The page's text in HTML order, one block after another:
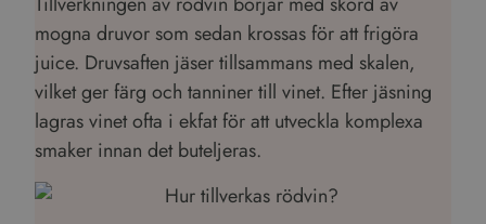
mogna druvor som sedan krossas för att frigöra
juice. Druvsaften jäser tillsammans med skalen,
vilket ger färg och tanniner till vinet. Efter jäsning
lagras vinet ofta i ekfat för att utveckla komplexa
smaker innan det buteljeras.